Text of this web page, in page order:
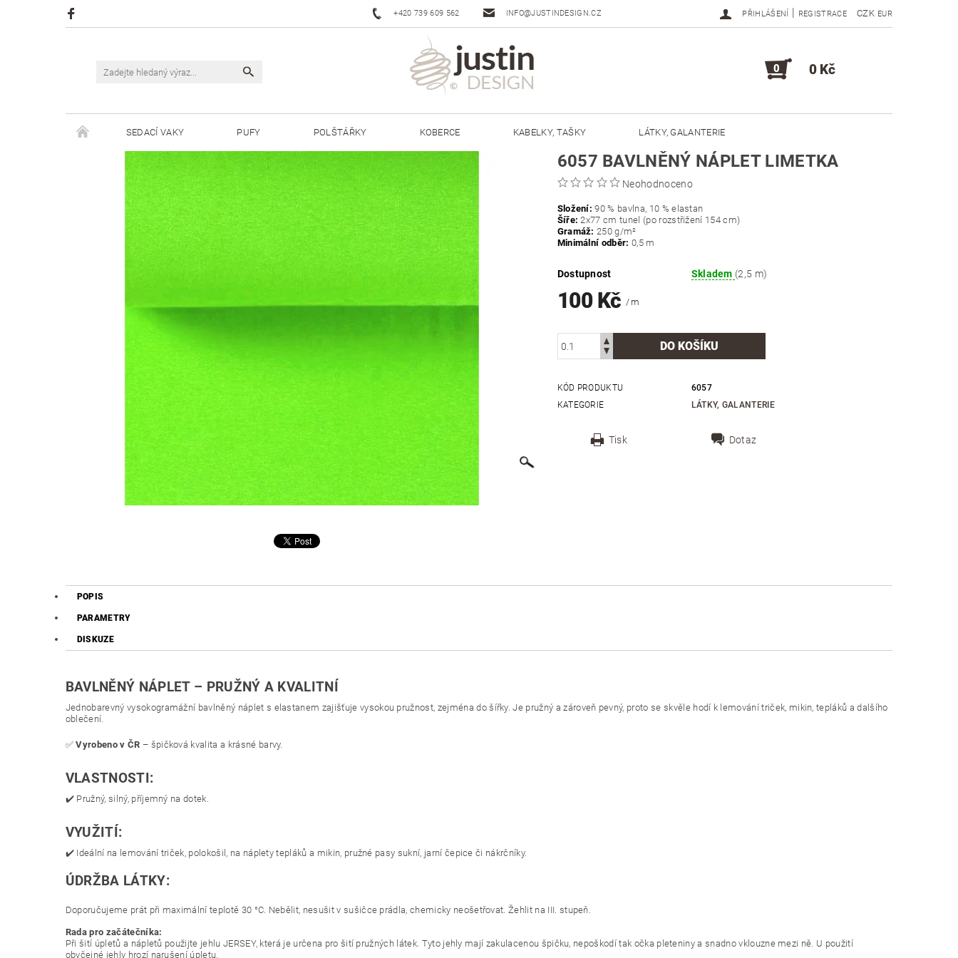
+420 739 609 562 INFO@JUSTINDESIGN.CZ CZK EUR
PŘIHLÁŠENÍ | REGISTRACE
0 0 Kč
SEDACÍ VAKY PUFY POLŠTÁŘKY KOBERCE KABELKY, TAŠKY LÁTKY, GALANTERIE
ŠPAGÁTY JUSTIN ŠPAGÁTY BISKVIT ŠŇŮRY JUSTIN 5 MM DOPLŇKY, KOMPONENTY
6057 BAVLNĚNÝ NÁPLET LIMETKA
Neohodnoceno
Složení: 90 % bavlna, 10 % elastan
Šíře: 2x77 cm tunel (po rozstřižení 154 cm)
Gramáž: 250g/m²
Minimální odběr:0,5 m
Dostupnost Skladem (2,5 m)
100 Kč/ m
KÓD PRODUKTU
6057
KATEGORIE
LÁTKY, GALANTERIE
Tisk Dotaz
POPIS
PARAMETRY
DISKUZE
BAVLNĚNÝ NÁPLET – PRUŽNÝ A KVALITNÍ
Jednobarevný vysokogramážní bavlněný náplet s elastanem zajišťuje vysokou pružnost, zejména do šířky. Je pružný a zároveň pevný, proto se skvěle hodí k lemování triček, mikin, tepláků a dalšího
oblečení.
✅Vyrobeno v ČR – špičková kvalita a krásné barvy.
VLASTNOSTI:
✔️ Pružný, silný, příjemný na dotek.
VYUŽITÍ:
✔️ Ideální na lemování triček, polokošil, na náplety tepláků a mikin, pružné pasy sukní, jarní čepice či nákrčníky.
ÚDRŽBA LÁTKY:
Doporučujeme prát při maximální teplotě 30 °C. Nebělit, nesušit v sušičce prádla, chemicky neošetřovat. Žehlit na III. stupeň.
Rada pro začátečníka:
Při šití úpletů a nápletů použijte jehlu JERSEY, která je určena pro šití pružných látek. Tyto jehly mají zakulacenou špičku, nepoškodí tak očka pleteniny a snadno vklouzne mezi ně. U použití
obyčejné jehly hrozí narušení úpletu.